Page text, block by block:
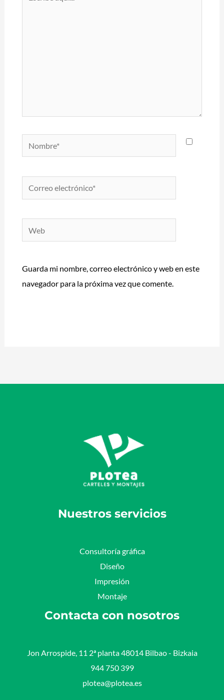
Correo
electrónico*
Guarda mi nombre, correo electrónico y web en este
navegador para la próxima vez que comente.
Nuestros servicios
Consultoría gráfica
Diseño
Impresión
Montaje
Contacta con nosotros
Jon Arrospide, 11 2ª planta 48014 Bilbao - Bizkaia​
944 750 399
plotea@plotea.es